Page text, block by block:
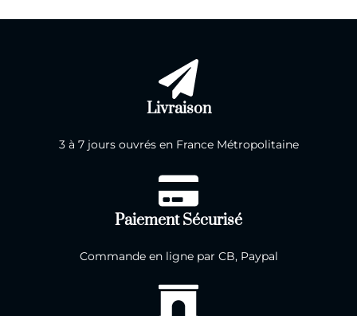
Livraison
3 à 7 jours ouvrés en France Métropolitaine
Paiement Sécurisé
Commande en ligne par CB, Paypal